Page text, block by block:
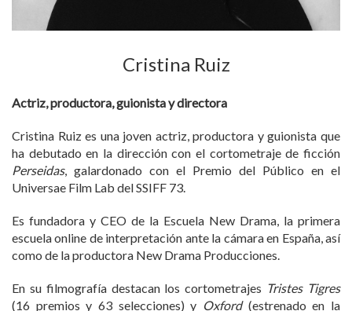
Cristina Ruiz
Actriz, productora, guionista y directora
Cristina Ruiz es una joven actriz, productora y guionista que
ha debutado en la dirección con el cortometraje de ficción
Perseidas, galardonado con el Premio del Público en el
Universae Film Lab del SSIFF 73.
Es fundadora y CEO de la Escuela New Drama, la primera
escuela online de interpretación ante la cámara en España, así
como de la productora New Drama Producciones.
En su filmografía destacan los cortometrajes Tristes Tigres
(16 premios y 63 selecciones) y Oxford(estrenado en la